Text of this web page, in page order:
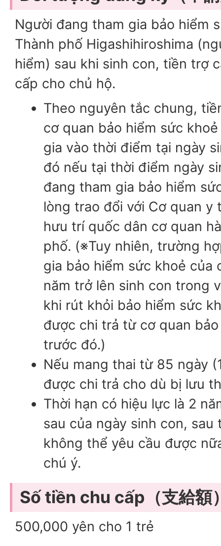
Người đang tham gia bảo hiểm
Thành phố Higashihiroshima
hiểm) sau khi sinh con, tiền trợ
cấp cho chủ hộ.
Theo nguyên tắc chung,
cơ quan bảo hiểm sức
gia vào thời điểm tại ngày
đó nếu tại thời điểm ngày
đang tham gia bảo hiểm
lòng trao đổi với Cơ quan y
hưu trí quốc dân cơ quan
phố. (※Tuy nhiên, trường
gia bảo hiểm sức khoẻ của
năm trở lên sinh con trong
khi rút khỏi bảo hiểm sức
được chi trả từ cơ quan
trước đó.)
Nếu mang thai từ 85 ngày
được chi trả cho dù bị lưu
Thời hạn có hiệu lực là 2
sau của ngày sinh con, sau
không thể yêu cầu được
chú ý.
Số tiền chu cấp（支給額
500,000 yên cho 1 trẻ